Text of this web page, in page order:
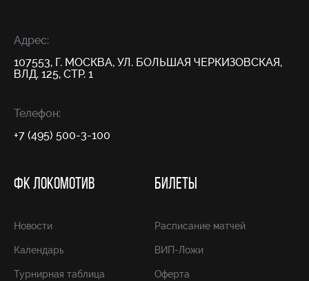
Адрес:
107553, Г. МОСКВА, УЛ. БОЛЬШАЯ ЧЕРКИЗОВСКАЯ,
ВЛД. 125, СТР. 1
Телефон:
+7 (495) 500-3-100
ФК ЛОКОМОТИВ
Новости
Календарь
Турнирная таблица
БИЛЕТЫ
Расписание матчей
ВИП-Ложи
Оферта